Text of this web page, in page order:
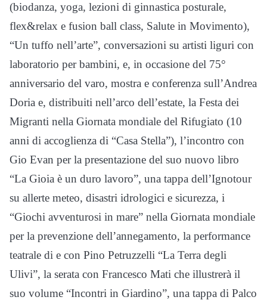
(biodanza, yoga, lezioni di ginnastica posturale,
flex&relax e fusion ball class, Salute in Movimento),
“Un tuffo nell’arte”, conversazioni su artisti liguri con
laboratorio per bambini, e, in occasione del 75°
anniversario del varo, mostra e conferenza sull’Andrea
Doria e, distribuiti nell’arco dell’estate, la Festa dei
Migranti nella Giornata mondiale del Rifugiato (10
anni di accoglienza di “Casa Stella”), l’incontro con
Gio Evan per la presentazione del suo nuovo libro
“La Gioia è un duro lavoro”, una tappa dell’Ignotour
su allerte meteo, disastri idrologici e sicurezza, i
“Giochi avventurosi in mare” nella Giornata mondiale
per la prevenzione dell’annegamento, la performance
teatrale di e con Pino Petruzzelli “La Terra degli
Ulivi”, la serata con Francesco Mati che illustrerà il
suo volume “Incontri in Giardino”, una tappa di Palco